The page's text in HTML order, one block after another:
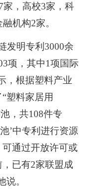
家，高校3家，科
机构2家。
发明专利3000余
项，其中1项国际
，根据塑料产业
塑料家居用
，共108件专
’中专利进行资源
通过开放许可或
已有2家联盟成
说。